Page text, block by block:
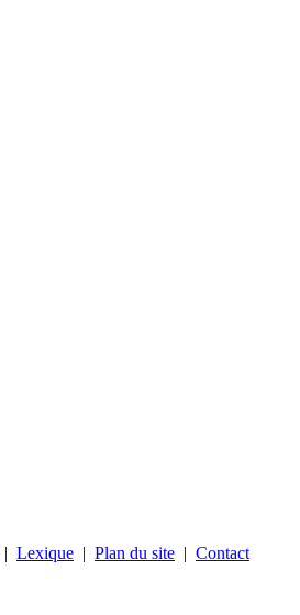
| Lexique | Plan du site | Contact